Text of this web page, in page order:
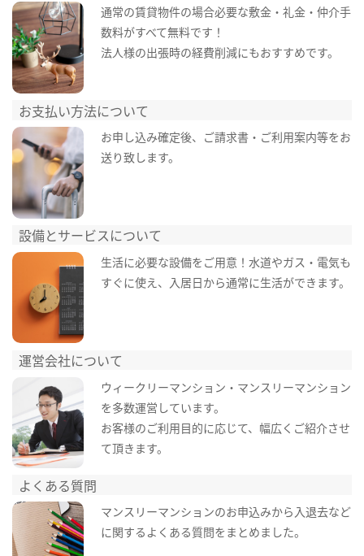
通常の賃貸物件の場合必要な敷金・礼金・仲介手
数料がすべて無料です！
法人様の出張時の経費削減にもおすすめです。
お支払い方法について
お申し込み確定後、ご請求書・ご利用案内等をお
送り致します。
設備とサービスについて
生活に必要な設備をご用意！水道やガス・電気も
すぐに使え、入居日から通常に生活ができます。
運営会社について
ウィークリーマンション・マンスリーマンション
を多数運営しています。
お客様のご利用目的に応じて、幅広くご紹介させ
て頂きます。
よくある質問
マンスリーマンションのお申込みから入退去など
に関するよくある質問をまとめました。